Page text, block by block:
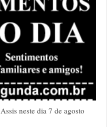
neste dia 7 de agosto